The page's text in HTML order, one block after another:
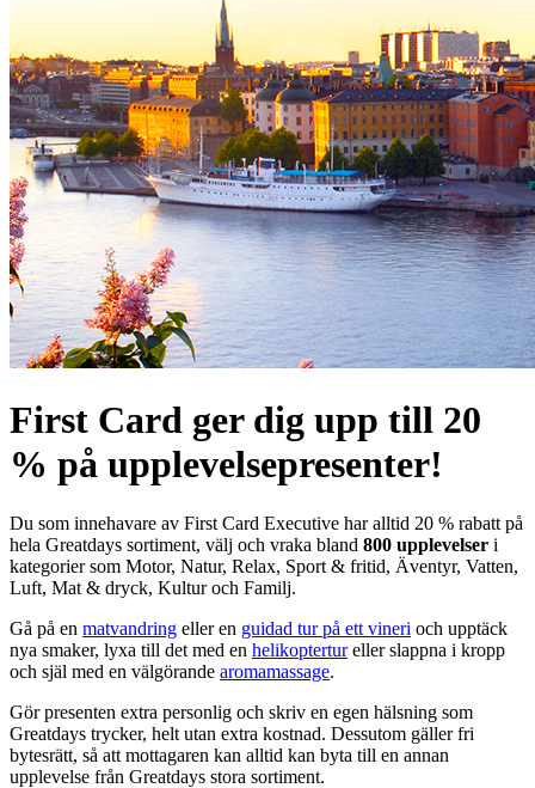
First Card ger dig upp till 20
% på upplevelsepresenter!
Du som innehavare av First Card Executive har alltid 20 % rabatt på
hela Greatdays sortiment, välj och vraka bland 800 upplevelser i
kategorier som Motor, Natur, Relax, Sport & fritid, Äventyr, Vatten,
Luft, Mat & dryck, Kultur och Familj.
Gå på en matvandring eller en guidad tur på ett vineri och upptäck
nya smaker, lyxa till det med en helikoptertureller slappna i kropp
och själ med en välgörande aromamassage.
Gör presenten extra personlig och skriv en egen hälsning som
Greatdays trycker, helt utan extra kostnad. Dessutom gäller fri
bytesrätt, så att mottagaren kan alltid kan byta till en annan
upplevelse från Greatdays stora sortiment.